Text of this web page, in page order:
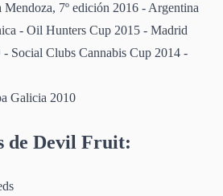
Mendoza, 7º edición 2016 - Argentina
- Oil Hunters Cup 2015 - Madrid
Social Clubs Cannabis Cup 2014 -
Galicia 2010
de Devil Fruit: